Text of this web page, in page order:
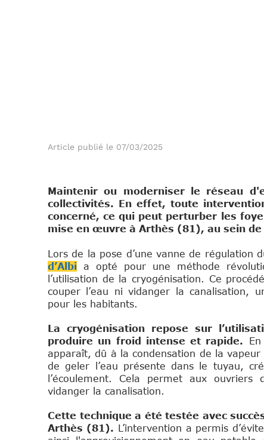
Article publié le 07/03/2025
Maintenir ou moderniser le réseau
collectivités. En effet, toute
concerné, ce qui peut perturber les
mise en œuvre à Arthès (81), au sein
Lors de la pose d’une vanne de régulation
d’Albi a opté pour une méthode
l’utilisation de la cryogénisation. Ce
couper l’eau ni vidanger la canalisation,
pour les habitants.
La cryogénisation repose sur
produire un froid intense et rapide.
apparaît, dû à la condensation de la
de geler l’eau présente dans le tuyau,
l’écoulement. Cela permet aux ouvriers
vidanger la canalisation.
Cette technique a été testée avec
Arthès (81). L’intervention a permis